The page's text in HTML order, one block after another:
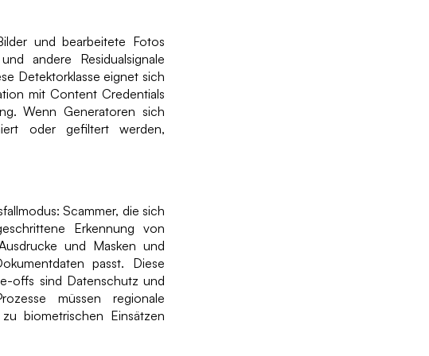
und bearbeitete Fotos
andere Residualsignale
Detektorklasse eignet sich
mit Content Credentials
Wenn Generatoren sich
oder gefiltert werden,
Scammer, die sich
Erkennung von
und Masken und
passt. Diese
offs sind Datenschutz und
müssen regionale
biometrischen Einsätzen